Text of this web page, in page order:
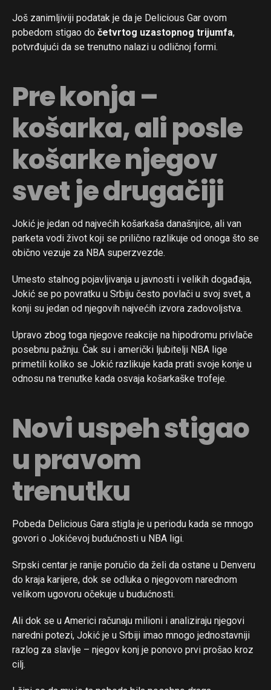
Još zanimljiviji podatak je da je Delicious Gar ovom
pobedom stigao do četvrtog uzastopnog trijumfa,
potvrđujući da se trenutno nalazi u odličnoj formi.
Pre konja –
košarka, ali posle
košarke njegov
svet je drugačiji
Jokić je jedan od najvećih košarkaša današnjice, ali van
parketa vodi život koji se prilično razlikuje od onoga što se
obično vezuje za NBA superzvezde.
Umesto stalnog pojavljivanja u javnosti i velikih događaja,
Jokić se po povratku u Srbiju često povlači u svoj svet, a
konji su jedan od njegovih najvećih izvora zadovoljstva.
Upravo zbog toga njegove reakcije na hipodromu privlače
posebnu pažnju. Čak su i američki ljubitelji NBA lige
primetili koliko se Jokić razlikuje kada prati svoje konje u
odnosu na trenutke kada osvaja košarkaške trofeje.
Novi uspeh stigao
u pravom
trenutku
Pobeda Delicious Gara stigla je u periodu kada se mnogo
govori o Jokićevoj budućnosti u NBA ligi.
Srpski centar je ranije poručio da želi da ostane u Denveru
do kraja karijere, dok se odluka o njegovom narednom
velikom ugovoru očekuje u budućnosti.
Ali dok se u Americi računaju milioni i analiziraju njegovi
naredni potezi, Jokić je u Srbiji imao mnogo jednostavniji
razlog za slavlje – njegov konj je ponovo prvi prošao kroz
cilj.